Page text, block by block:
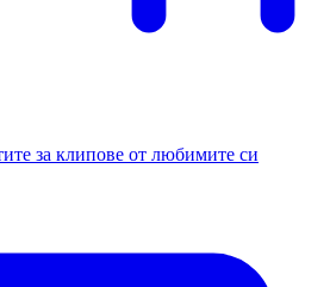
за клипове от любимите си